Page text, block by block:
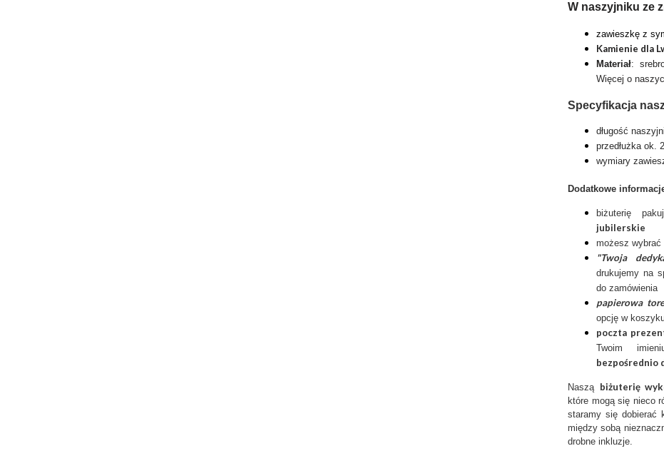
W naszyjniku ze
zawieszkę z
Kamienie dla
Materiał:
Więcej o
Specyfikacja
długość
przedłużka ok.
wymiary
Dodatkowe
biżuterię
jubilerskie
możesz wybrać
"Twoja
drukujemy na
do zamówienia
papierowa
opcję w
poczta
Twoim
bezpośrednio
Naszą biżuterię
które mogą się nieco
staramy się dobierać
między sobą
drobne inkluzje.